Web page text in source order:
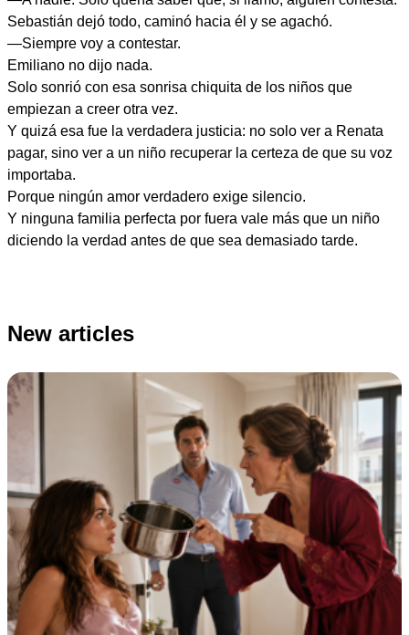
Sebastián dejó todo, caminó hacia él y se agachó.
—Siempre voy a contestar.
Emiliano no dijo nada.
Solo sonrió con esa sonrisa chiquita de los niños que
empiezan a creer otra vez.
Y quizá esa fue la verdadera justicia: no solo ver a Renata
pagar, sino ver a un niño recuperar la certeza de que su voz
importaba.
Porque ningún amor verdadero exige silencio.
Y ninguna familia perfecta por fuera vale más que un niño
diciendo la verdad antes de que sea demasiado tarde.
New articles